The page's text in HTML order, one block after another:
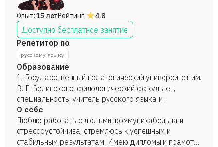
Опыт: 15 летРейтинг: 4,8
Доступно бесплатное занятие
Репетитор по
русскому языку
Образование
1. Государственный педагогический университет им.
В. Г. Белинского, филологический факультет,
специальность: учитель русского языка и
литературы, практический психолог, диплом с
отличием, 2001 год. 2. Киевский государственный
университет культуры и искусств, факультет
народного творчества, специальность:
О себе
Люблю работать с людьми, коммуникабельна и
стрессоустойчива, стремлюсь к успешным и
стабильным результатам. Имею дипломы и грамоты,